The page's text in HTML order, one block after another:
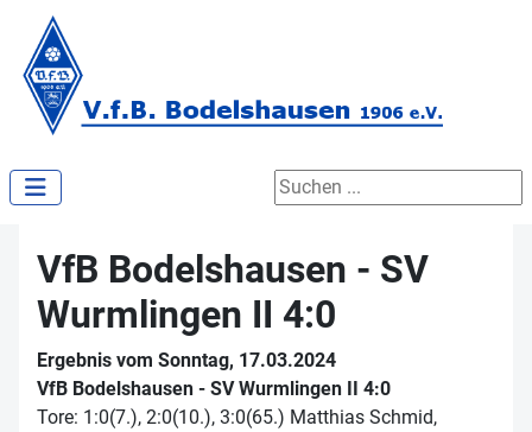
Suchen ...
VfB Bodelshausen - SV
Wurmlingen II 4:0
Ergebnis vom Sonntag, 17.03.2024
VfB Bodelshausen - SV Wurmlingen II 4:0
Tore: 1:0(7.), 2:0(10.), 3:0(65.) Matthias Schmid,